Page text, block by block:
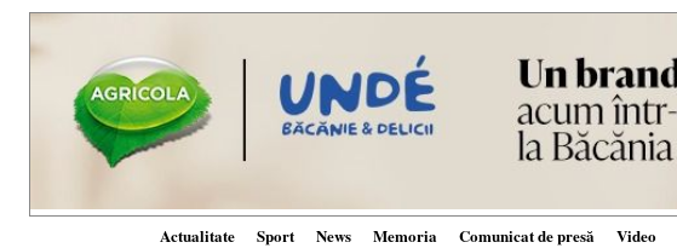
Actualitate Sport News Memoria Comunicat de presă Video